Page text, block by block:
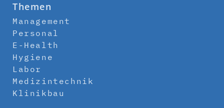
Themen
Management
Personal
E-Health
Hygiene
Labor
Medizintechnik
Klinikbau